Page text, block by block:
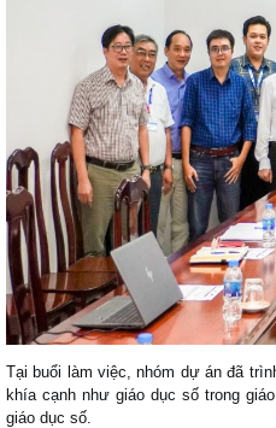
Tại buổi làm việc, nhóm dự án đã
khía cạnh như giáo dục số trong
giáo dục số.